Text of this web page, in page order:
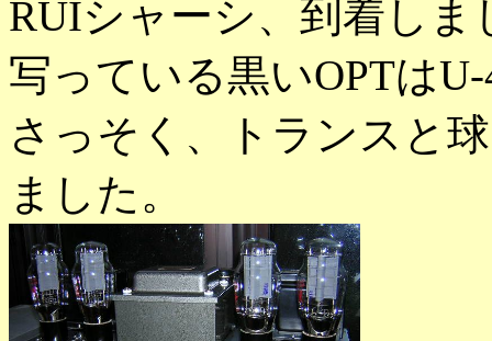
RUIシャーシ、到着しま
写っている黒いOPTは
さっそく、トランスと
ました。